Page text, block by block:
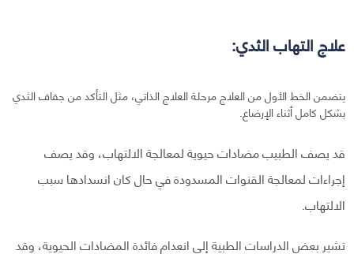
علاج التهاب الثدي:
يتضمن الخط الأول من العلاج مرحلة العلاج الذاتي، مثل التأكد من جفاف الثدي
بشكل كامل أثناء الإرضاع.
قد يصف الطبيب مضادات حيوية لمعالجة الالتهاب، وقد يصف
إجراءات لمعالجة القنوات المسدودة في حال كان انسدادها سبب
الالتهاب.
تشير بعض الدراسات الطبية إلى انعدام فائدة المضادات الحيوية، وقد